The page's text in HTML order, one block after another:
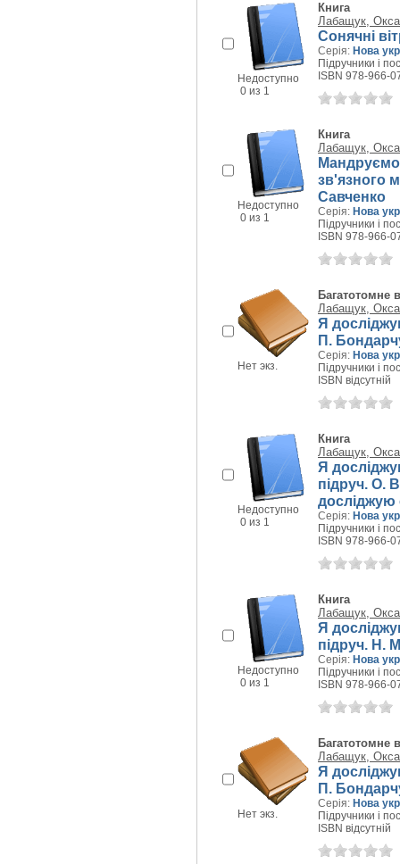
Недоступно
0 из 1
Книга
Лабащук,
Сонячні
Серія: Нова
Підручники і
ISBN 978-966-
Недоступно
0 из 1
Книга
Лабащук,
Мандруємо
зв'язного
Савченко
Серія: Нова
Підручники і
ISBN 978-966-
Нет экз.
Багатотомне
Лабащук,
Я
П.
Серія: Нова
Підручники і
ISBN відсутній
Недоступно
0 из 1
Книга
Лабащук,
Я
підруч. О.
досліджую
Серія: Нова
Підручники і
ISBN 978-966-
Недоступно
0 из 1
Книга
Лабащук,
Я
підруч. Н.
Серія: Нова
Підручники і
ISBN 978-966-
Нет экз.
Багатотомне
Лабащук,
Я
П.
Серія: Нова
Підручники і
ISBN відсутній